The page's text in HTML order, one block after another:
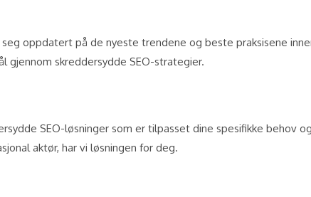
oppdatert på de nyeste trendene og beste praksisene
gjennom skreddersydde SEO-strategier.
SEO-løsninger som er tilpasset dine spesifikke behov og
aktør, har vi løsningen for deg.